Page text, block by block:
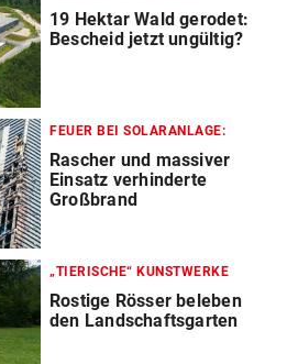
19 Hektar Wald gerodet:
Bescheid jetzt ungültig?
FEUER BEI SOLARANLAGE:
Rascher und massiver
Einsatz verhinderte
Großbrand
„TIERISCHE“ KUNSTWERKE
Rostige Rösser beleben
den Landschaftsgarten